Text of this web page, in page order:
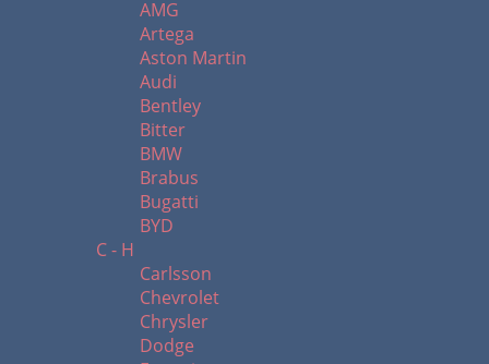
AMG
Artega
Aston Martin
Audi
Bentley
Bitter
BMW
Brabus
Bugatti
BYD
C - H
Carlsson
Chevrolet
Chrysler
Dodge